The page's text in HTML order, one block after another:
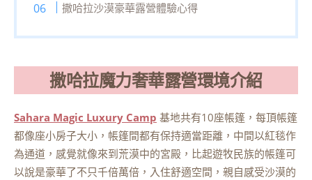
撒哈拉沙漠豪華露營體驗心得
撒哈拉魔力奢華露營環境介紹
Sahara Magic Luxury Camp 基地共有10座帳篷，每頂帳篷
都像座小房子大小，帳篷間都有保持適當距離，中間以紅毯作
為通道，感覺就像來到荒漠中的宮殿，比起遊牧民族的帳篷可
以說是豪華了不只千倍萬倍，入住舒適空間，親自感受沙漠的